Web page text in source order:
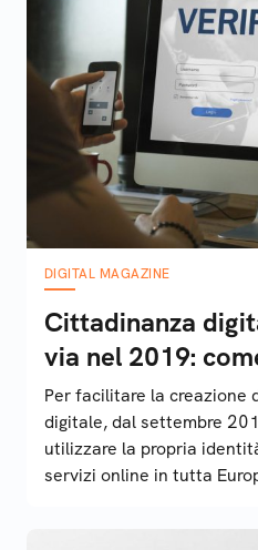
DIGITAL MAGAZINE
Cittadinanza
via nel 2019:
Per facilitare la creazione
digitale, dal settembre
utilizzare la propria
servizi online in tutta